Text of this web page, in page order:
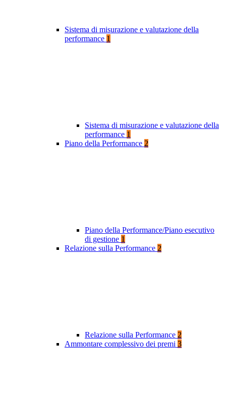
Sistema di misurazione e valutazione della
performance 1
Sistema di misurazione e valutazione della
performance 1
Piano della Performance 2
Piano della Performance/Piano esecutivo
di gestione 1
Relazione sulla Performance 2
Relazione sulla Performance 2
Ammontare complessivo dei premi 3